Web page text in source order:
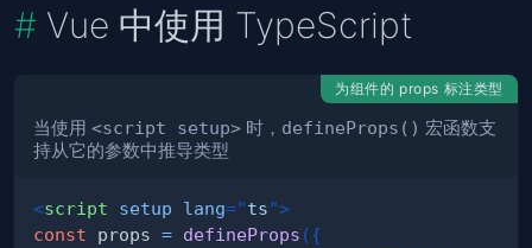
Vue 中使用 TypeScript
为组件的 props 标注类型
当使用 <script setup> 时， defineProps() 宏函数支
持从它的参数中推导类型
<script setup lang="ts">
const props = defineProps ({